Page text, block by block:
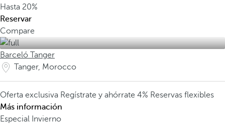
Hasta 20%
Reservar
Compare
Barceló Tanger
Tanger, Morocco
Oferta exclusiva Regístrate y ahórrate 4% Reservas flexibles
Más información
Especial Invierno